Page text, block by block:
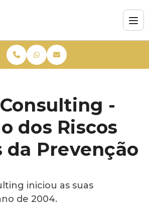
-
dos Riscos
da Prevenção
iniciou as suas
de 2004.